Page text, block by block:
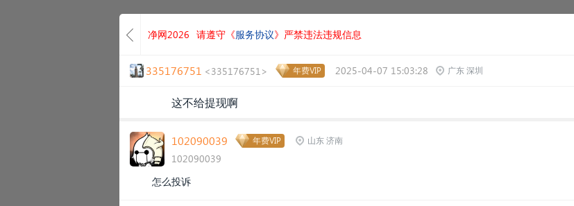
净网2026 请遵守《服务协议》严禁违法违规信息
335176751 <335176751> 年费VIP 2025-04-07 15:03:28 广东 深圳
这不给提现啊
102090039 年费VIP 山东 济南
102090039
怎么投诉